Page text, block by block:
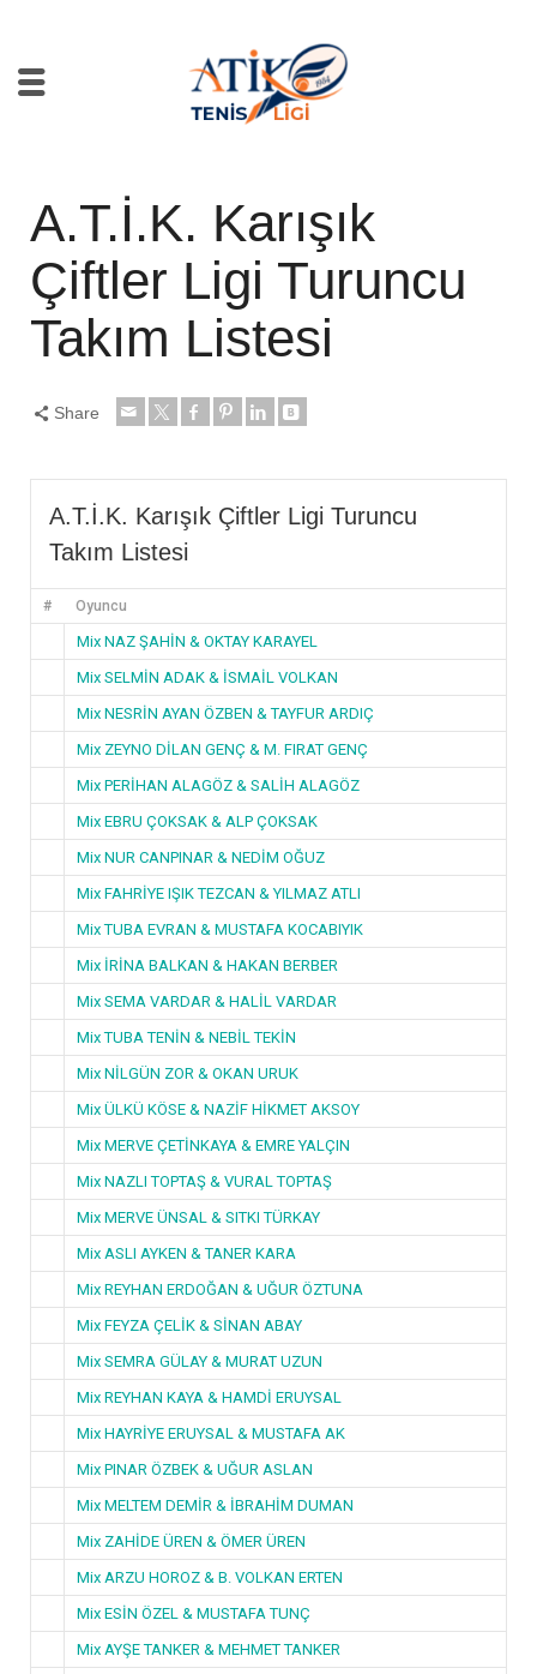
A.T.İ.K. Karışık
Çiftler Ligi Turuncu
Takım Listesi
Share
A.T.İ.K. Karışık Çiftler Ligi Turuncu
Takım Listesi
# Oyuncu
Mix NAZ ŞAHİN & OKTAY KARAYEL
Mix SELMİN ADAK & İSMAİL VOLKAN
Mix NESRİN AYAN ÖZBEN & TAYFUR ARDIÇ
Mix ZEYNO DİLAN GENÇ & M. FIRAT GENÇ
Mix PERİHAN ALAGÖZ & SALİH ALAGÖZ
Mix EBRU ÇOKSAK & ALP ÇOKSAK
Mix NUR CANPINAR & NEDİM OĞUZ
Mix FAHRİYE IŞIK TEZCAN & YILMAZ ATLI
Mix TUBA EVRAN & MUSTAFA KOCABIYIK
Mix İRİNA BALKAN & HAKAN BERBER
Mix SEMA VARDAR & HALİL VARDAR
Mix TUBA TENİN & NEBİL TEKİN
Mix NİLGÜN ZOR & OKAN URUK
Mix ÜLKÜ KÖSE & NAZİF HİKMET AKSOY
Mix MERVE ÇETİNKAYA & EMRE YALÇIN
Mix NAZLI TOPTAŞ & VURAL TOPTAŞ
Mix MERVE ÜNSAL & SITKI TÜRKAY
Mix ASLI AYKEN & TANER KARA
Mix REYHAN ERDOĞAN & UĞUR ÖZTUNA
Mix FEYZA ÇELİK & SİNAN ABAY
Mix SEMRA GÜLAY & MURAT UZUN
Mix REYHAN KAYA & HAMDİ ERUYSAL
Mix HAYRİYE ERUYSAL & MUSTAFA AK
Mix PINAR ÖZBEK & UĞUR ASLAN
Mix MELTEM DEMİR & İBRAHİM DUMAN
Mix ZAHİDE ÜREN & ÖMER ÜREN
Mix ARZU HOROZ & B. VOLKAN ERTEN
Mix ESİN ÖZEL & MUSTAFA TUNÇ
Mix AYŞE TANKER & MEHMET TANKER